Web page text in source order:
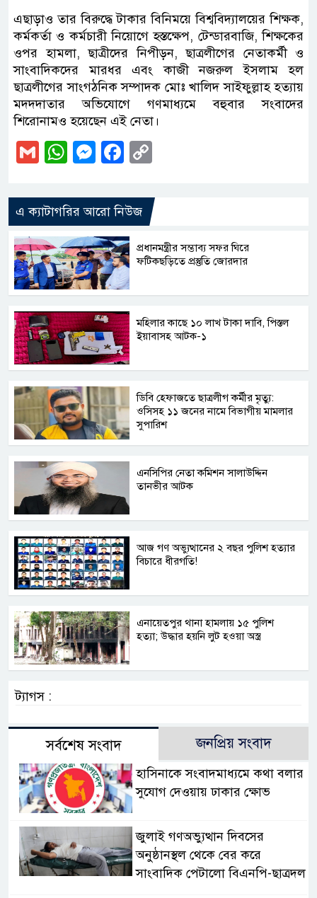
এছাড়াও তার বিরুদ্ধে টাকার বিনিময়ে বিশ্ববিদ্যালয়ের শিক্ষক,
কর্মকর্তা ও কর্মচারী নিয়োগে হস্তক্ষেপ, টেন্ডারবাজি, শিক্ষকের
ওপর হামলা, ছাত্রীদের নিপীড়ন, ছাত্রলীগের নেতাকর্মী ও
সাংবাদিকদের মারধর এবং কাজী নজরুল ইসলাম হল
ছাত্রলীগের সাংগঠনিক সম্পাদক মোঃ খালিদ সাইফুল্লাহ হত্যায়
মদদদাতার অভিযোগে গণমাধ্যমে বহুবার সংবাদের
শিরোনামও হয়েছেন এই নেতা।
GmailWhatsApp
Messenger
Facebook
এ ক্যাটাগরির আরো নিউজ
প্রধানমন্ত্রীর সম্ভাব্য সফর ঘিরে
ফটিকছড়িতে প্রস্তুতি জোরদার
মহিলার কাছে ১০ লাখ টাকা দাবি, পিস্তল
ইয়াবাসহ আটক-১
ডিবি হেফাজতে ছাত্রলীগ কর্মীর মৃত্যু:
ওসিসহ ১১ জনের নামে বিভাগীয় মামলার
সুপারিশ
এনসিপির নেতা কমিশন সালাউদ্দিন
তানভীর আটক
আজ গণ অভ্যুত্থানের ২ বছর পুলিশ হত্যার
বিচারে ধীরগতি!
এনায়েতপুর থানা হামলায় ১৫ পুলিশ
হত্যা; উদ্ধার হয়নি লুট হওয়া অস্ত্র
ট্যাগস :
সর্বশেষ সংবাদ জনপ্রিয় সংবাদ
হাসিনাকে সংবাদমাধ্যমে কথা বলার
সুযোগ দেওয়ায় ঢাকার ক্ষোভ
জুলাই গণঅভ্যুত্থান দিবসের
অনুষ্ঠানস্থল থেকে বের করে
সাংবাদিক পেটালো বিএনপি-ছাত্রদল